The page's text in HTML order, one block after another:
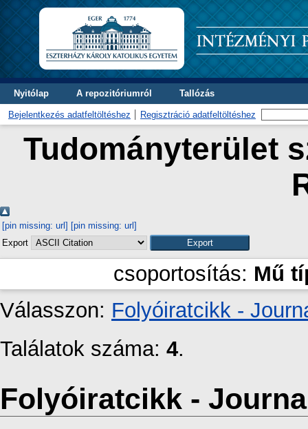
Nyitólap A repozitóriumról Tallózás
Bejelentkezés adatfeltöltéshez Regisztráció adatfeltöltéshez
Tudományterület
[pin missing: url] [pin missing: url]
Export
csoportosítás: Mű
Válasszon: Folyóiratcikk -
Találatok száma: 4.
Folyóiratcikk -